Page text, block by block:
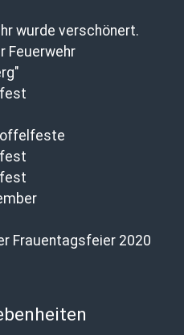
wurde verschönert.
Feuerwehr
Frauentagsfeier 2020